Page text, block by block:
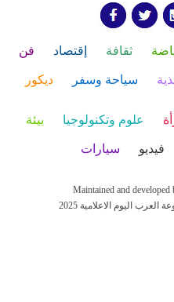
ثقافة إقتصاد فن
سياحة وسفر ديكور
علوم وتكنولوجيا بيئة
فيديو سيارات
Maintained and